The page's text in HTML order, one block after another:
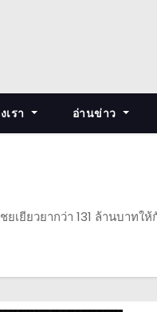
เรา อ่านข่าว
เยียวยากว่า 131 ล้านบา